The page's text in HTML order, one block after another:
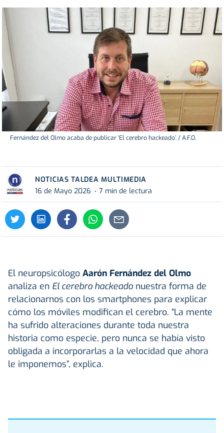
Fernández del Olmo acaba de publicar ‘El cerebro hackeado’. / A.F.O.
NOTICIAS TALDEA MULTIMEDIA
16 de Mayo 2026
7 min de lectura
El neuropsicólogo Aarón Fernández del Olmo
analiza en El cerebro hackeado nuestra forma de
relacionarnos con los smartphones para explicar
cómo los móviles modifican el cerebro. “La mente
ha sufrido alteraciones durante toda nuestra
historia como especie, pero nunca se había visto
obligada a incorporarlas a la velocidad que ahora
le imponemos”, explica.